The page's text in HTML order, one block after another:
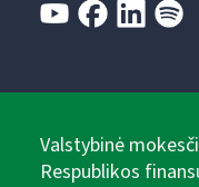
Valstybinė
Respublikos